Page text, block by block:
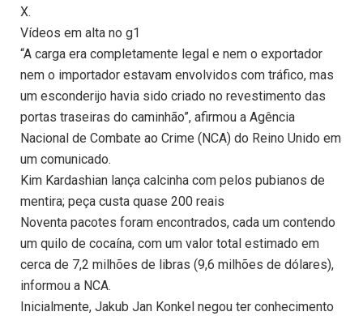
X.
Vídeos em alta no g1
“A carga era completamente legal e nem o exportador
nem o importador estavam envolvidos com tráfico, mas
um esconderijo havia sido criado no revestimento das
portas traseiras do caminhão”, afirmou a Agência
Nacional de Combate ao Crime (NCA) do Reino Unido em
um comunicado.
Kim Kardashian lança calcinha com pelos pubianos de
mentira; peça custa quase 200 reais
Noventa pacotes foram encontrados, cada um contendo
um quilo de cocaína, com um valor total estimado em
cerca de 7,2 milhões de libras (9,6 milhões de dólares),
informou a NCA.
Inicialmente, Jakub Jan Konkel negou ter conhecimento